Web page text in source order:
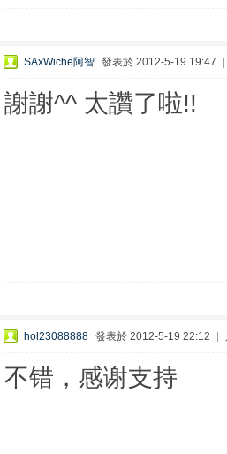
SAxWiche阿智 發表於 2012-5-19 19:47
謝謝^^ 太讚了啦!!
hol23088888 發表於 2012-5-19 22:12
不错，感谢支持